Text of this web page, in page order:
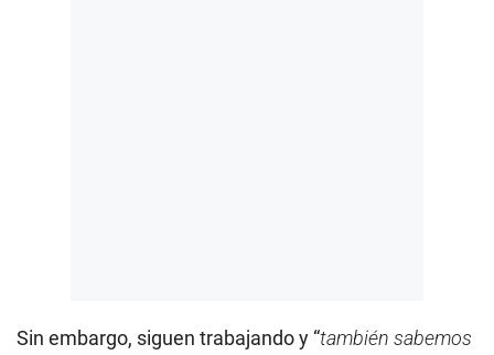
Sin embargo, siguen trabajando y “también sabemos